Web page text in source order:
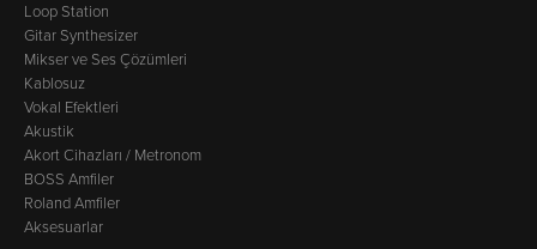
Loop Station
Gitar Synthesizer
Mikser ve Ses Çözümleri
Kablosuz
Vokal Efektleri
Akustik
Akort Cihazları / Metronom
BOSS Amfiler
Roland Amfiler
Aksesuarlar